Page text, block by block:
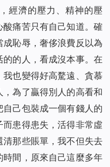
經濟的壓力、精神的壓
痛苦只有自己知道。確
恥辱，奢侈浪費反以為
的人，看成沒本事。在
也變得好高騖遠、貪慕
為了贏得別人的高看和
己包裝成一個有錢人的
患得患失，活得非常虛
那些賬單，我不但失去
間，原來自己這麼多年